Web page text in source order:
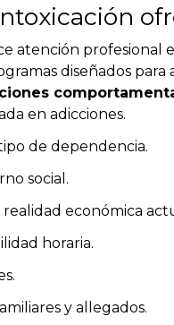
atención profesional
diseñados para
en adicciones.
de dependencia.
social.
realidad económica
horaria.
y allegados.